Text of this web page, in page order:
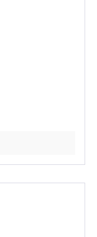
Lagerung